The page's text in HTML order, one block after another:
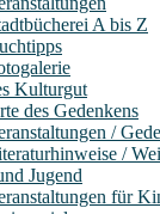
A bis Z
Kulturgut
des Gedenkens
/
/
Jugend
für